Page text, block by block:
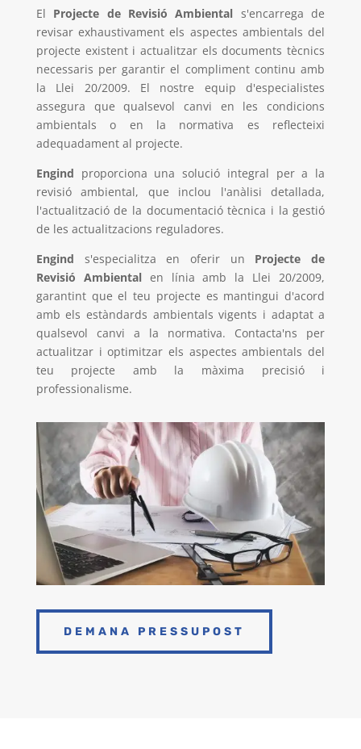
El Projecte de Revisió Ambiental s'encarrega de
revisar exhaustivament els aspectes ambientals del
projecte existent i actualitzar els documents tècnics
necessaris per garantir el compliment continu amb
la Llei 20/2009. El nostre equip d'especialistes
assegura que qualsevol canvi en les condicions
ambientals o en la normativa es reflecteixi
adequadament al projecte.
Engind proporciona una solució integral per a la
revisió ambiental, que inclou l'anàlisi detallada,
l'actualització de la documentació tècnica i la gestió
de les actualitzacions reguladores.
Engind s'especialitza en oferir un Projecte de
Revisió Ambientalen línia amb la Llei 20/2009,
garantint que el teu projecte es mantingui d'acord
amb els estàndards ambientals vigents i adaptat a
qualsevol canvi a la normativa. Contacta'ns per
actualitzar i optimitzar els aspectes ambientals del
teu projecte amb la màxima precisió i
professionalisme.
DEMANA PRESSUPOST